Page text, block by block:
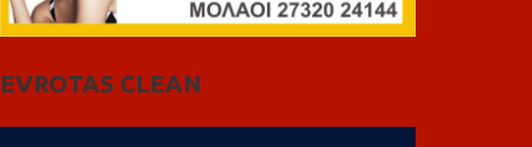
EVROTAS CLEAN